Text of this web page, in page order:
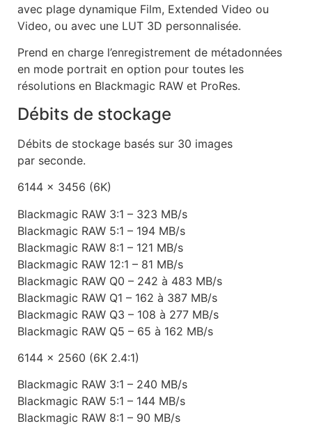
avec plage dynamique Film, Extended Video ou
Video, ou avec une LUT 3D personnalisée.
Prend en charge l’enregistrement de métadonnées
en mode portrait en option pour toutes les
résolutions en Blackmagic RAW et ProRes.
Débits de stockage
Débits de stockage basés sur 30 images
par seconde.
6144 x 3456 (6K)
Blackmagic RAW 3:1 – 323 MB/s
Blackmagic RAW 5:1 – 194 MB/s
Blackmagic RAW 8:1 – 121 MB/s
Blackmagic RAW 12:1 – 81 MB/s
Blackmagic RAW Q0 – 242 à 483 MB/s
Blackmagic RAW Q1 – 162 à 387 MB/s
Blackmagic RAW Q3 – 108 à 277 MB/s
Blackmagic RAW Q5 – 65 à 162 MB/s
6144 x 2560 (6K 2.4:1)
Blackmagic RAW 3:1 – 240 MB/s
Blackmagic RAW 5:1 – 144 MB/s
Blackmagic RAW 8:1 – 90 MB/s